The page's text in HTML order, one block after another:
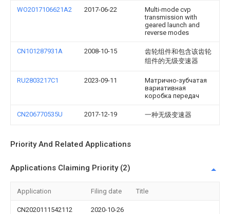
WO2017106621A2 2017-06-22
Multi-mode cvp
transmission with
geared launch and
reverse modes
CN101287931A 2008-10-15
齿轮组件和包含该齿轮
组件的无级变速器
RU2803217C1 2023-09-11
Матрично-зубчатая
вариативная
коробка передач
CN206770535U 2017-12-19 一种无级变速器
Priority And Related Applications
Applications Claiming Priority (2)
Application Filing date Title
CN2020111542112 2020-10-26